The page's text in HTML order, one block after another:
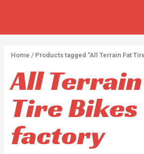
r
u
c
t
r
u
c
t
r
u
c
t
Home / Products tagged “All Terrain Fat
All
Tire Bikes
factory